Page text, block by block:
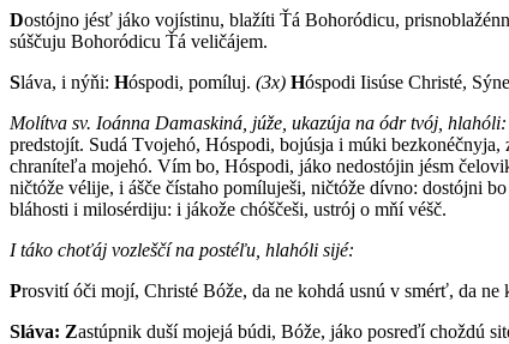
Dostójno jésť jáko vojístinu, blažíti Ťá Bohoródicu,
súščuju Bohoródicu Ťá veličájem.
Sláva, i nýňi: Hóspodi, pomíluj. (3x) Hóspodi Iisúse Christé,
Molítva sv. Ioánna Damaskiná, júže, ukazúja na ódr tvój, hlahóli:
predstojít. Sudá Tvojehó, Hóspodi, bojúsja i múki
chraníteľa mojehó. Vím bo, Hóspodi, jáko nedostójin jésm
ničtóže vélije, i ášče čístaho pomíluješi, ničtóže dívno: dostójni
bláhosti i milosérdiju: i jákože chóščeši, ustrój o mňí véšč.
I táko choťáj vozleščí na postéľu, hlahóli sijé:
Prosvití óči mojí, Christé Bóže, da ne kohdá usnú v smérť, da ne
Sláva: Zastúpnik duší mojejá búdi, Bóže, jáko posreďí choždú